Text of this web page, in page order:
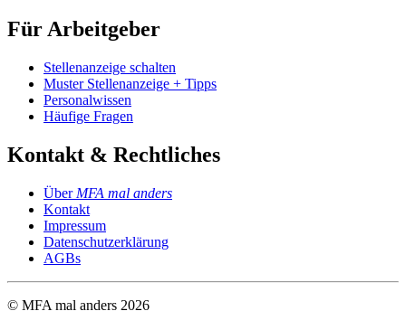
Für Arbeitgeber
Stellenanzeige schalten
Muster Stellenanzeige + Tipps
Personalwissen
Häufige Fragen
Kontakt & Rechtliches
Über MFA mal anders
Kontakt
Impressum
Datenschutzerklärung
AGBs
© MFA mal anders 2026